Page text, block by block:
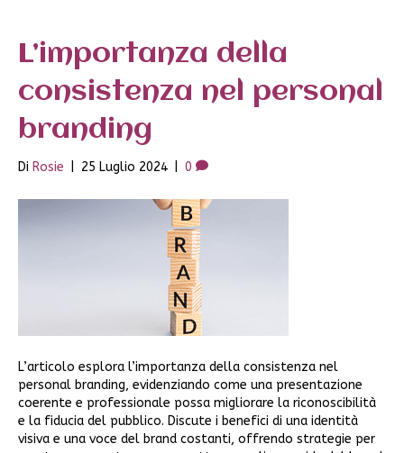
L’importanza della
consistenza nel personal
branding
Di Rosie 25 Luglio 2024 0
L’articolo esplora l’importanza della consistenza nel
personal branding, evidenziando come una presentazione
coerente e professionale possa migliorare la riconoscibilità
e la fiducia del pubblico. Discute i benefici di una identità
visiva e una voce del brand costanti, offrendo strategie per